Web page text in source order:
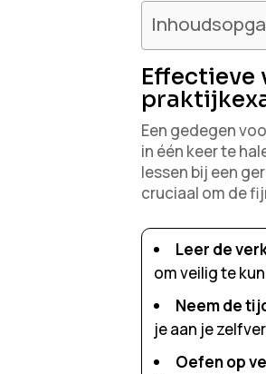
Een gedegen
in één keer te
lessen bij een
cruciaal om de
Leer de
om veilig te
Neem de
je aan je
Oefen op